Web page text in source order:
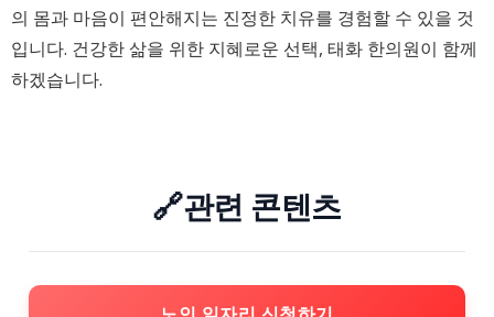
의 몸과 마음이 편안해지는 진정한 치유를 경험할 수 있을 것
입니다. 건강한 삶을 위한 지혜로운 선택, 태화 한의원이 함께
하겠습니다.
🔗관련 콘텐츠